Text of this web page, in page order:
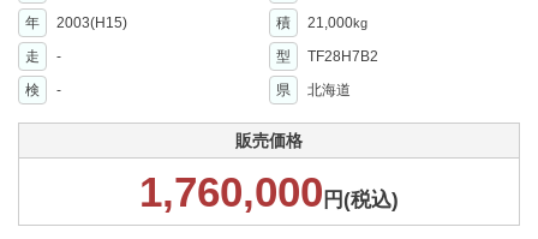
年
2003(H15) 積 21,000kg
走 - 型
TF28H7B2
検
- 県 北海道
販売価格
1,760,000 円(税込)